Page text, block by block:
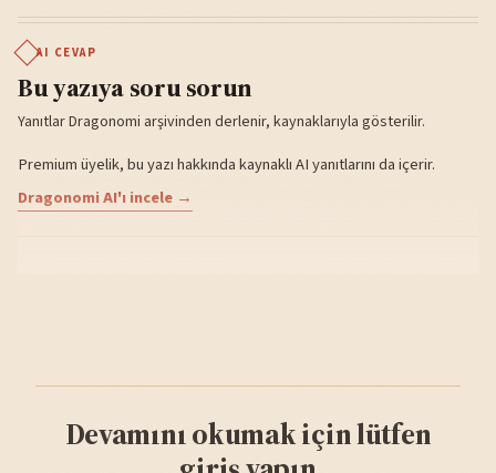
AI CEVAP
Bu yazıya soru sorun
Yanıtlar Dragonomi arşivinden derlenir, kaynaklarıyla gösterilir.
Premium üyelik, bu yazı hakkında kaynaklı AI yanıtlarını da içerir.
Dragonomi AI'ı incele →
Devamını okumak için lütfen